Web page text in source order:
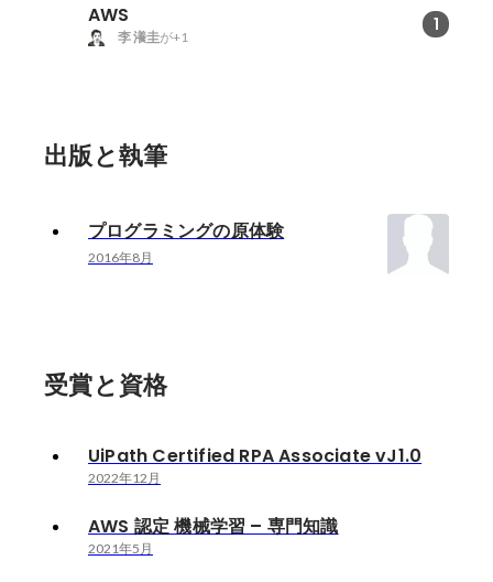
AWS 1
李 瀁圭が+1
出版と執筆
プログラミングの原体験
2016年8月
受賞と資格
UiPath Certified RPA Associate vJ1.0
2022年12月
AWS 認定 機械学習 – 専門知識
2021年5月